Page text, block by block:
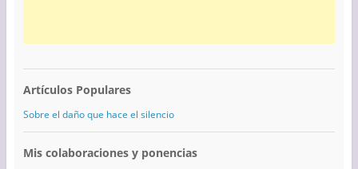
Artículos Populares
Sobre el daño que hace el silencio
Mis colaboraciones y ponencias